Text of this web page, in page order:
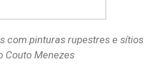
com pinturas rupestres e sítios
Couto Menezes